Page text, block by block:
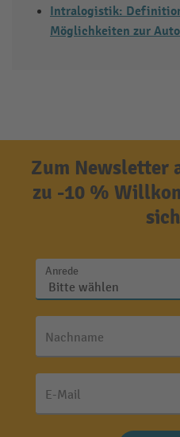
Intralogistik:
Möglichkeiten zur
Zum Newsletter
zu -10 %
Anrede
Nachname
E-Mail